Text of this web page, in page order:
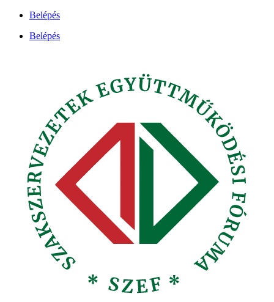
Ugrás
tartalomhoz
Belépés
Belépés